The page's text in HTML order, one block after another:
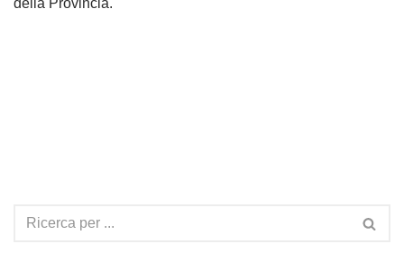
della Provincia.